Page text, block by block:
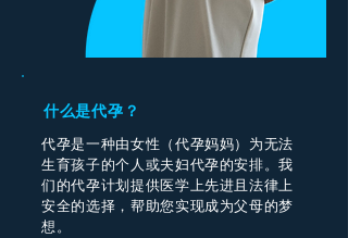
什么是代孕？
代孕是一种由女性（代孕妈妈）为无法
生育孩子的个人或夫妇代孕的安排。我
们的代孕计划提供医学上先进且法律上
安全的选择，帮助您实现成为父母的梦
想。